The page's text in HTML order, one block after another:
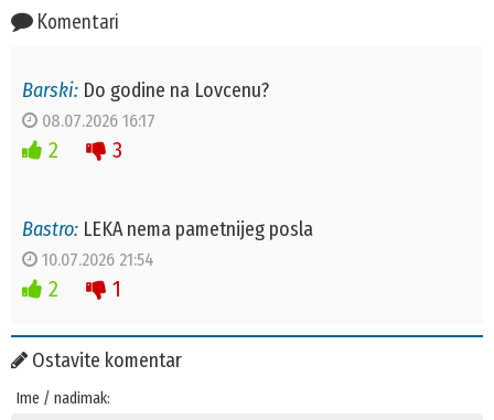
Komentari
Barski: Do godine na Lovcenu?
08.07.2026 16:17
2 3
Bastro: LEKA nema pametnijeg posla
10.07.2026 21:54
2 1
Ostavite komentar
Ime / nadimak: